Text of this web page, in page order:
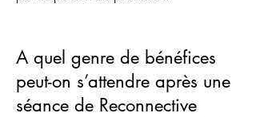
A quel genre de bénéfices
peut-on s’attendre après une
séance de Reconnective